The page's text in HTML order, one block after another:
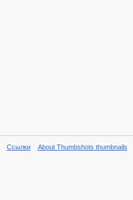
Ссылки About Thumbshots thumbnails